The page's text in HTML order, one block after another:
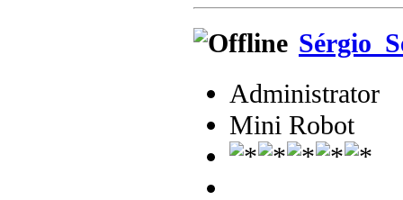
Administrator
Mini Robot